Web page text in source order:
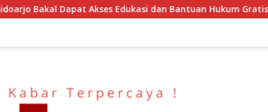
dan Bantuan Hukum Gratis? Ini Hasil Audiensinya